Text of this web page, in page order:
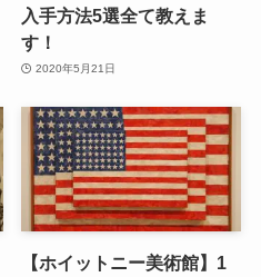
入手方法5選全て教えま
す！
2020年5月21日
【ホイットニー美術館】1